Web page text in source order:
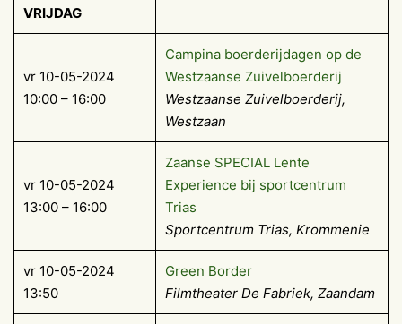
VRIJDAG
vr 10-05-2024
10:00 – 16:00
Campina boerderijdagen op de
Westzaanse Zuivelboerderij
Westzaanse Zuivelboerderij,
Westzaan
vr 10-05-2024
13:00 – 16:00
Zaanse SPECIAL Lente
Experience bij sportcentrum
Trias
Sportcentrum Trias, Krommenie
vr 10-05-2024
13:50
Green Border
Filmtheater De Fabriek, Zaandam